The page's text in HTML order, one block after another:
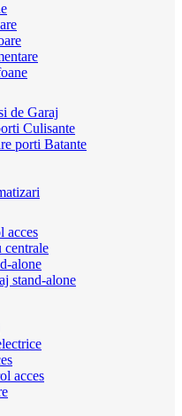
de Garaj
Culisante
porti Batante
acces
centrale
alone
stand-alone
acces